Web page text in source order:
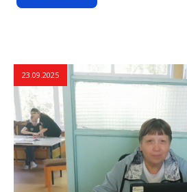
23.09.2025